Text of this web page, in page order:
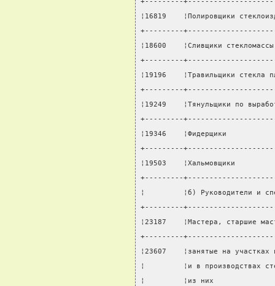
¦16819    ¦Полировщики
+---------
¦18600    ¦Сливщики
+---------
¦19196    ¦Травильщики
+---------
¦19249    ¦Тянульщики по
+---------
¦19346    ¦Фидерщики
+---------
¦19503
+---------
¦         ¦б) Руководители
+---------
¦23187    ¦Мастера, старшие
+---------
¦23607    ¦занятые на участках
¦         ¦и в производствах
¦         ¦из них